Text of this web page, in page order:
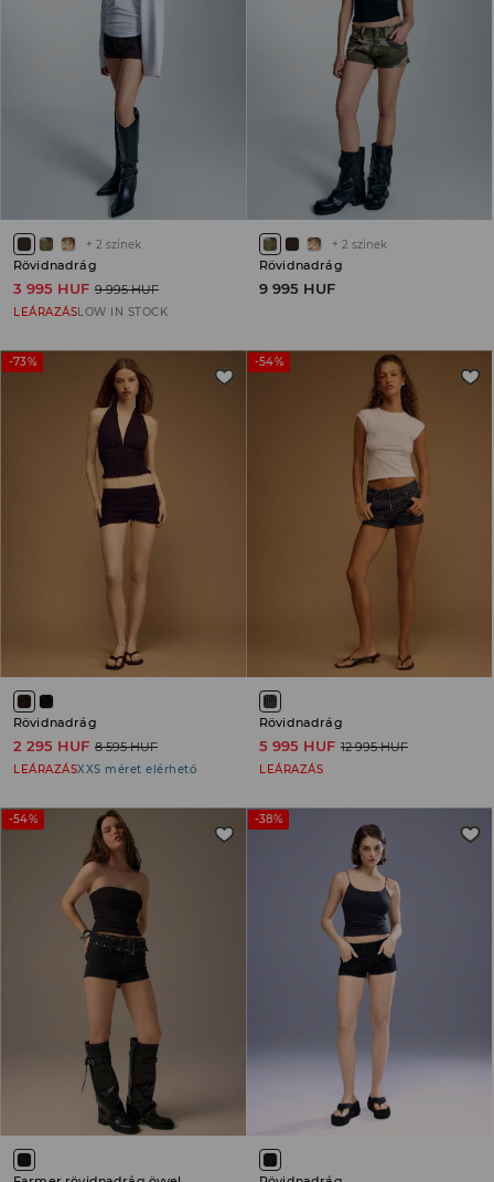
+ 2 színek
Rövidnadrág
3 995 HUF 9 995 HUF
LEÁRAZÁSLOW IN STOCK
+ 2 színek
Rövidnadrág
9 995 HUF
-73%
Rövidnadrág
2 295 HUF 8 595 HUF
LEÁRAZÁSXXS méret elérhető
-54%
Rövidnadrág
5 995 HUF 12 995 HUF
LEÁRAZÁS
-54% -38%